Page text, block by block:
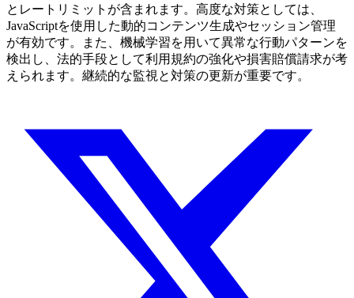
とレートリミットが含まれます。高度な対策としては、
JavaScriptを使用した動的コンテンツ生成やセッション管理
が有効です。また、機械学習を用いて異常な行動パターンを
検出し、法的手段として利用規約の強化や損害賠償請求が考
えられます。継続的な監視と対策の更新が重要です。